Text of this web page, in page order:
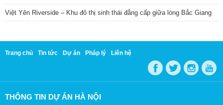
Việt Yên Riverside – Khu đô thị sinh thái đẳng cấp giữa lòng Bắc Giang
Trang chủ Tin tức Dự án Pháp lý Liên hệ
THÔNG TIN DỰ ÁN HÀ NỘI